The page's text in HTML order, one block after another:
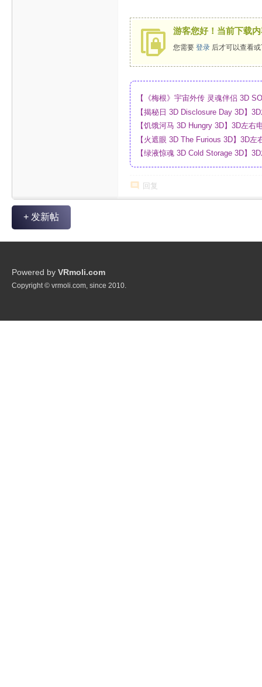
游客您好！当前下载
您需要 登录 后才可以查看
【《梅根》宇宙外传 灵魂伴侣 3D
_4K_高清蓝光压制_网盘
【揭秘日 3D Disclosure Day 3D】
制_网盘
【饥饿河马 3D Hungry 3D】3D左
【火遮眼 3D The Furious 3D】3D
网盘
【绿液惊魂 3D Cold Storage 3D】
回复
+ 发新帖
Powered by VRmoli.com
Copyright © vrmoli.com, since 2010.